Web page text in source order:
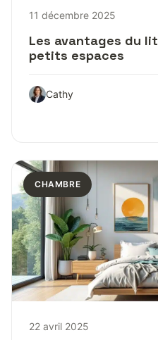
11 décembre 2025
Les avantages du
petits espaces
Cathy
CHAMBRE
22 avril 2025